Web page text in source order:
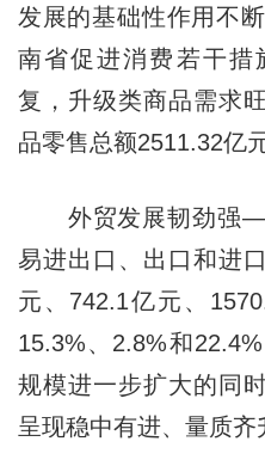
发展的基础性作用不
南省促进消费若干措
复，升级类商品需求
品零售总额2511.32亿
外贸发展韧劲强
易进出口、出口和进
元、742.1亿元、
15.3%、2.8%和
规模进一步扩大的同
呈现稳中有进、量质齐